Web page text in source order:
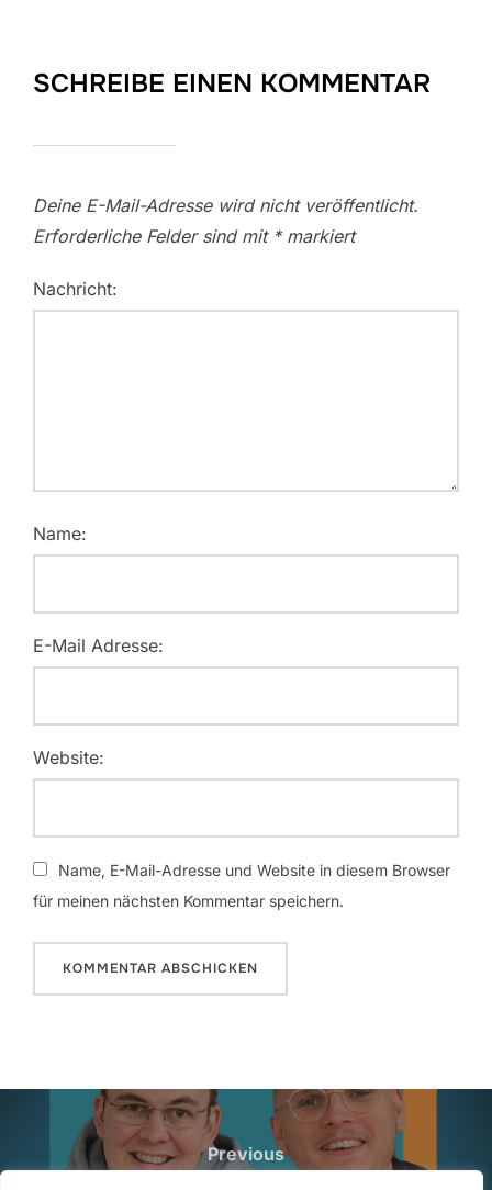
SCHREIBE EINEN KOMMENTAR
Deine E-Mail-Adresse wird nicht veröffentlicht.
Erforderliche Felder sind mit *markiert
Nachricht:
Name:
E-Mail Adresse:
Website:
Name, E-Mail-Adresse und Website in diesem Browser
für meinen nächsten Kommentar speichern.
Beitragsnavigation
Previous
Previous